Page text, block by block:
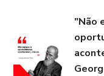
"Não